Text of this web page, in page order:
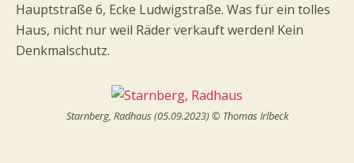
Hauptstraße 6, Ecke Ludwigstraße. Was für ein tolles
Haus, nicht nur weil Räder verkauft werden! Kein
Denkmalschutz.
Starnberg, Radhaus (05.09.2023) © Thomas Irlbeck